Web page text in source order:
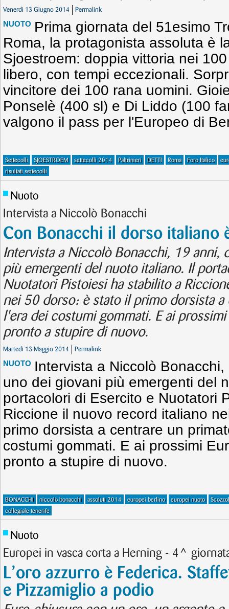
Venerdì 13 Giugno 2014 Permalink
NUOTO Prima giornata del 51esimo
Roma, la protagonista assoluta è
Sjoestroem: doppia vittoria nei
libero, con tempi eccezionali.
vincitore dei 100 rana uomini.
Ponselè (400 sl) e Di Liddo (100
valgono il pass per l'Europeo di
Settecolli SJOESTROEM settecolli 2014 Paltrinieri DETTI Roma Foro Italico
risultati settecolli
Nuoto
Intervista a Niccolò Bonacchi
Con Bonacchi il dorso italiano
Intervista a Niccolò Bonacchi, 19 anni,
più emergenti del nuoto italiano. Il
Nuotatori Pistoiesi ha stabilito a
nei 50 dorso: è stato il primo dorsista
l'era dei costumi gommati. E ai
pronto a stupire di nuovo.
Martedì 13 Maggio 2014 Permalink
NUOTO Intervista a Niccolò
uno dei giovani più emergenti del
portacolori di Esercito e Nuotatori
Riccione il nuovo record italiano
primo dorsista a centrare un
costumi gommati. E ai prossimi
pronto a stupire di nuovo.
BONACCHI niccolò bonacchi assoluti 2014 europei berlino europei nuoto
collegiale tenerife
Nuoto
Europei in vasca corta a Herning - 4^
L’oro azzurro è Federica.
e Pizzamiglio a podio